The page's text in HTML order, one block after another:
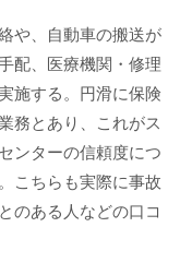
や、自動車の搬送が
配、医療機関・修理
施する。円滑に保険
務とあり、これがス
ンターの信頼度につ
こちらも実際に事故
のある人などの口コ